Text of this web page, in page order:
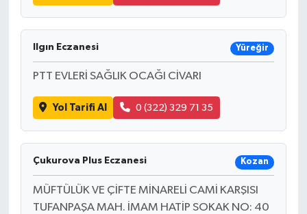
Ilgın Eczanesi Yüreğir
PTT EVLERİ SAĞLIK OCAĞI CİVARI
Yol Tarifi Al 0 (322) 329 71 35
Çukurova Plus Eczanesi Kozan
MÜFTÜLÜK VE ÇİFTE MİNARELİ CAMİ KARŞISI
TUFANPAŞA MAH. İMAM HATİP SOKAK NO: 40